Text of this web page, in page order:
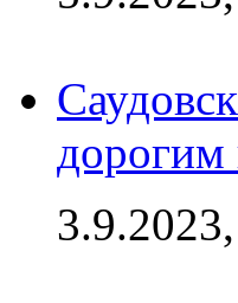
дорогим